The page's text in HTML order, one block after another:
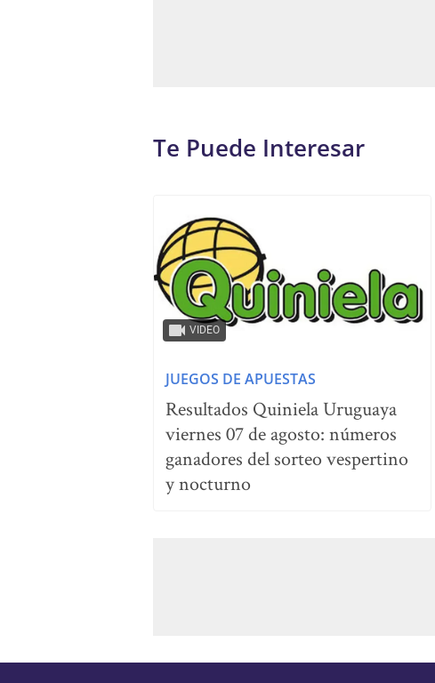
Te Puede Interesar
VIDEO
JUEGOS DE APUESTAS
Resultados Quiniela Uruguaya
viernes 07 de agosto: números
ganadores del sorteo vespertino
y nocturno